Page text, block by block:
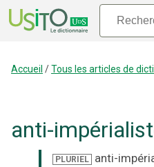
Accueil /Tous les articles de
anti-
PLURIEL anti-